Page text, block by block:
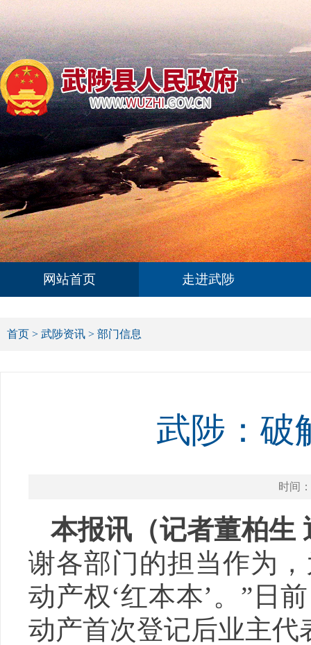
网站首页 走进武陟
首页 > 武陟资讯 > 部门信息
武陟：破
时间
本报讯（记者董柏生
谢各部门的担当作为
动产权‘红本本’。”日
动产首次登记后业主代